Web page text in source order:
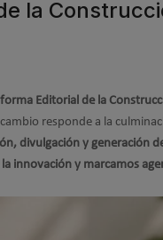
la
Editorial de la
responde a la
divulgación y generación
innovación y marcamos